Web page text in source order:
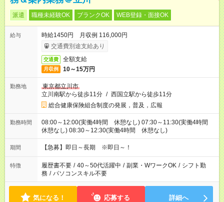
派遣 職種未経験OK ブランクOK WEB登録・面接OK
給与
時給1450円 月収例 116,000円
交通費別途支給あり
交通費 全額支給
月収例 10～15万円
勤務地
東京都立川市
立川南駅から徒歩11分 / 西国立駅から徒歩11分
総合健康保険組合制度の発展，普及，広報
勤務時間
08:00～12:00(実働4時間 休憩なし) 07:30～11:30(実働4時間
休憩なし) 08:30～12:30(実働4時間 休憩なし)
期間 【急募】即日～長期 ※即日～！
特徴 履歴書不要 / 40～50代活躍中 / 副業・WワークOK / シフト勤
務 / パソコンスキル不要
気になる！ 応募する 詳細へ